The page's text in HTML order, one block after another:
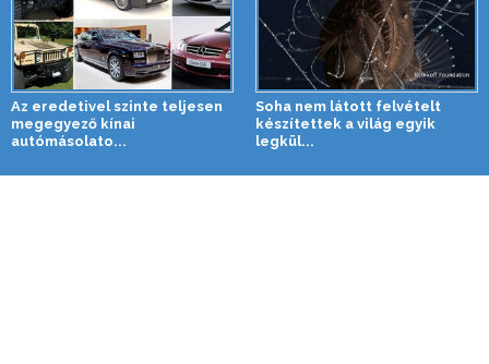
Az eredetivel szinte teljesen
megegyező kínai
autómásolato...
Soha nem látott felvételt
készítettek a világ egyik
legkül...